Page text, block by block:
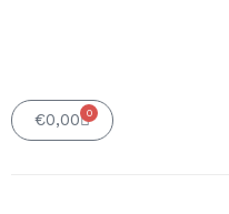
€0,00 0
Winkelwagen